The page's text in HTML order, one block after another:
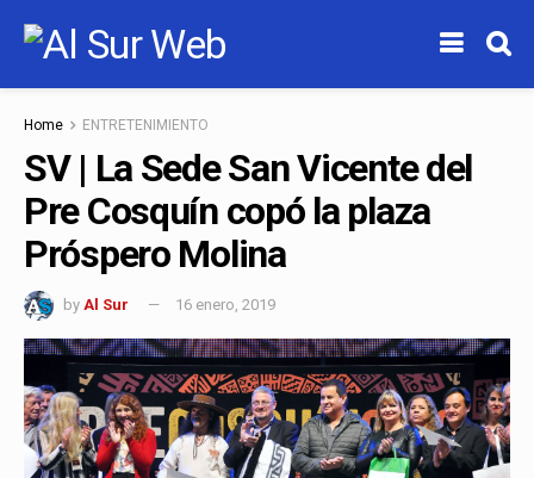
Home ENTRETENIMIENTO
SV | La Sede San Vicente del
Pre Cosquín copó la plaza
Próspero Molina
by Al Sur 16 enero, 2019